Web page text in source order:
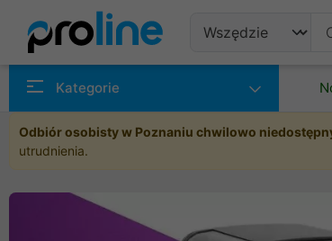
Kategorie
Odbiór osobisty w Poznaniu chwilowo
utrudnienia.